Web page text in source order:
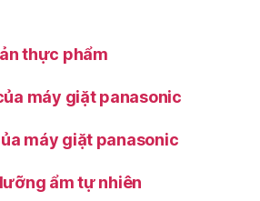
thực phẩm
máy giặt panasonic
máy giặt panasonic
ẩm tự nhiên